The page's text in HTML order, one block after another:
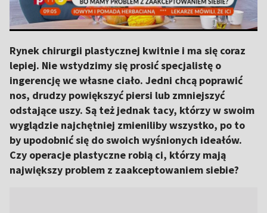
Rynek chirurgii plastycznej kwitnie i ma się coraz
lepiej. Nie wstydzimy się prosić specjalistę o
ingerencję we własne ciało. Jedni chcą poprawić
nos, drudzy powiększyć piersi lub zmniejszyć
odstające uszy. Są też jednak tacy, którzy w swoim
wyglądzie najchętniej zmieniliby wszystko, po to
by upodobnić się do swoich wyśnionych ideałów.
Czy operacje plastyczne robią ci, którzy mają
największy problem z zaakceptowaniem siebie?